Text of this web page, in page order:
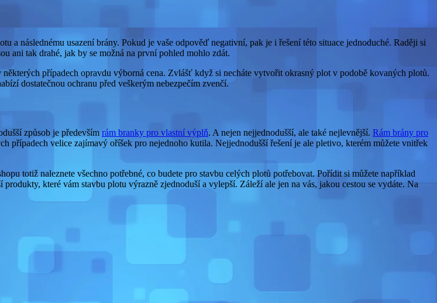
a následnému usazení brány. Pokud je vaše odpověď negativní, pak je i řešení této situace jednoduché. Raději si
ani tak drahé, jak by se možná na první pohled mohlo zdát.
případech opravdu výborná cena. Zvlášť když si necháte vytvořit okrasný plot v podobě kovaných plotů.
dostatečnou ochranu před veškerým nebezpečím zvenčí.
způsob je především rám branky pro vlastní výplň. A nejen nejjednodušší, ale také nejlevnější. Rám brány pro
případech velice zajímavý oříšek pro nejednoho kutila. Nejjednodušší řešení je ale pletivo, kterém můžete vnitřek
totiž naleznete všechno potřebné, co budete pro stavbu celých plotů potřebovat. Pořídit si můžete například
které vám stavbu plotu výrazně zjednoduší a vylepší. Záleží ale jen na vás, jakou cestou se vydáte. Na